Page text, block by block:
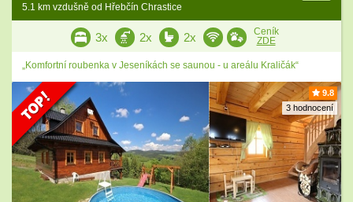
5.1 km vzdušně od Hřebčín Chrastice
3x 2x 2x
Ceník
ZDE
„Komfortní roubenka v Jeseníkách se saunou - u areálu Kraličák“
9.8
3 hodnocení